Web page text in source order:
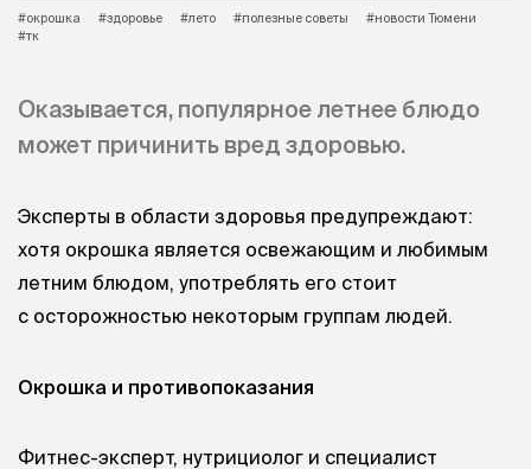
#окрошка #здоровье #лето #полезные советы
#новости Тюмени
#тк
Оказывается, популярное летнее блюдо
может причинить вред здоровью.
Эксперты в области здоровья предупреждают:
хотя окрошка является освежающим и любимым
летним блюдом, употреблять его стоит
с осторожностью некоторым группам людей.
Окрошка и противопоказания
Фитнес-эксперт, нутрициолог и специалист